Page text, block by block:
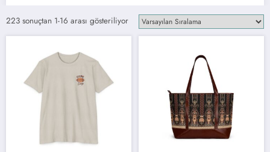
223 sonuçtan 1-16 arası gösteriliyor